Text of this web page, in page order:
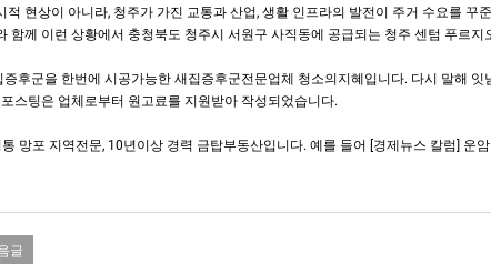
적 현상이 아니라, 청주가 가진 교통과 산업, 생활 인프라의 발전이 주거 수요를
함께 이런 상황에서 충청북도 청주시 서원구 사직동에 공급되는 청주 센텀 푸르지
증후군을 한번에 시공가능한 새집증후군전문업체 청소의지혜입니다. 다시 말해
스팅은 업체로부터 원고료를 지원받아 작성되었습니다.
망포 지역전문, 10년이상 경력 금탑부동산입니다. 예를 들어 [경제뉴스 칼럼] 운
글